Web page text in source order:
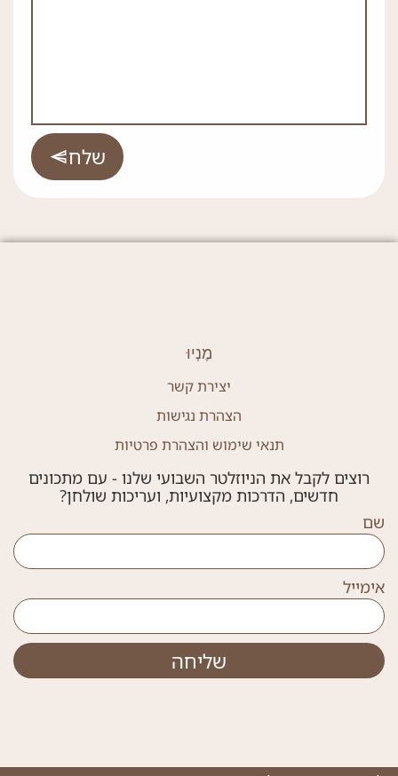
שלח
מֶנְיוּ
יצירת קשר
הצהרת נגישות
תנאי שימוש והצהרת פרטיות
רוצים לקבל את הניוזלטר השבועי שלנו - עם מתכונים
חדשים, הדרכות מקצועיות, ועריכות שולחן?
שם
אימייל
שליחה